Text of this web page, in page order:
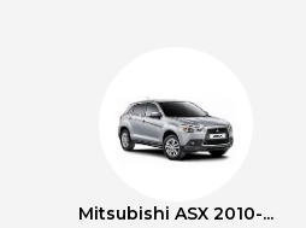
Mitsubishi ASX 2010-...